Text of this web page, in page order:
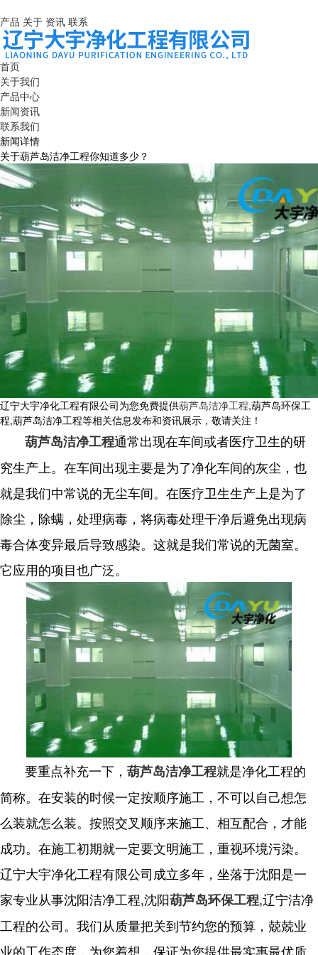
产品 关于 资讯 联系
首页
关于我们
产品中心
新闻资讯
联系我们
新闻详情
关于葫芦岛洁净工程你知道多少？
辽宁大宇净化工程有限公司为您免费提供葫芦岛洁净工程,葫芦岛环保工
程,葫芦岛洁净工程等相关信息发布和资讯展示，敬请关注！
葫芦岛洁净工程通常出现在车间或者医疗卫生的研
究生产上。在车间出现主要是为了净化车间的灰尘，也
就是我们中常说的无尘车间。在医疗卫生生产上是为了
除尘，除螨，处理病毒，将病毒处理干净后避免出现病
毒合体变异最后导致感染。这就是我们常说的无菌室。
它应用的项目也广泛。
要重点补充一下， 葫芦岛洁净工程就是净化工程的
简称。在安装的时候一定按顺序施工，不可以自己想怎
么装就怎么装。按照交叉顺序来施工、相互配合，才能
成功。在施工初期就一定要文明施工，重视环境污染。
辽宁大宇净化工程有限公司成立多年，坐落于沈阳是一
家专业从事沈阳洁净工程,沈阳葫芦岛环保工程,辽宁洁净
工程的公司。我们从质量把关到节约您的预算，兢兢业
业的工作态度，为您着想，保证为您提供最实惠最优质